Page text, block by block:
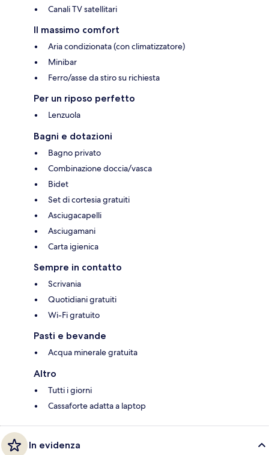
Canali TV satellitari
Il massimo comfort
Aria condizionata (con climatizzatore)
Minibar
Ferro/asse da stiro su richiesta
Per un riposo perfetto
Lenzuola
Bagni e dotazioni
Bagno privato
Combinazione doccia/vasca
Bidet
Set di cortesia gratuiti
Asciugacapelli
Asciugamani
Carta igienica
Sempre in contatto
Scrivania
Quotidiani gratuiti
Wi-Fi gratuito
Pasti e bevande
Acqua minerale gratuita
Altro
Tutti i giorni
Cassaforte adatta a laptop
In evidenza